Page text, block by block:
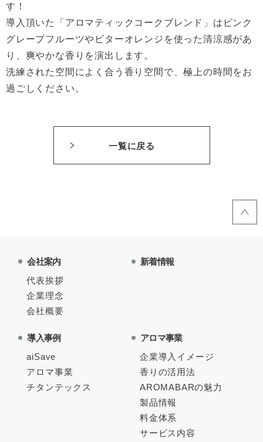
す！
導入頂いた「アロマティックコークブレンド」はピンク
グレープフルーツやビターオレンジを使った清涼感があ
り、爽やかな香りを演出します。
洗練された空間によく合う香り空間で、極上の時間をお
過ごしください。
一覧に戻る
会社案内
代表挨拶
企業理念
会社概要
新着情報
導入事例
aiSave
アロマ事業
チタンテックス
アロマ事業
企業導入イメージ
香りの活用法
AROMABARの魅力
製品情報
料金体系
サービス内容